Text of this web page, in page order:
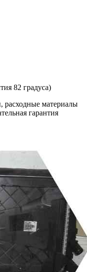
82 градуса)
расходные материалы
гарантия